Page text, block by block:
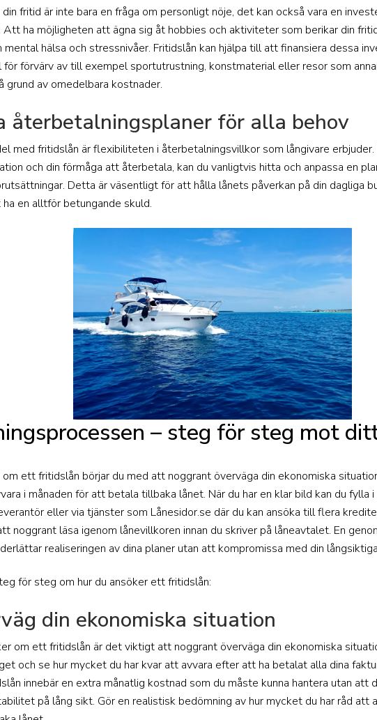
fritid är inte bara en fråga om personligt nöje, det kan också vara en
Att ha möjligheten att ägna sig åt hobbies och aktiviteter som berikar din
mental hälsa och stressnivåer. Fritidslån kan hjälpa till att finansiera dessa
för förvärv av till exempel sportutrustning, konstmaterial eller resor som
grund av omedelbara kostnader.
återbetalningsplaner för alla behov
med fritidslån är flexibiliteten i återbetalningsvillkor som långivare erbjuder.
och din förmåga att återbetala, kan du vanligtvis hitta och anpassa en
Detta är väsentligt för att hålla lånets påverkan på din dagliga
en alltför betungande skuld.
– steg för steg mot
ett fritidslån börjar du med att noggrant överväga din ekonomiska
i månaden för att betala tillbaka lånet. När du har en klar bild kan du fylla
eller via tjänster som Lånesidor.se där du kan ansöka till flera
noggrant läsa igenom lånevillkoren innan du skriver på låneavtalet. En
realiseringen av dina planer utan att kompromissa med din
för steg om hur du ansöker ett fritidslån:
din ekonomiska situation
om ett fritidslån är det viktigt att noggrant överväga din ekonomiska
och se hur mycket du har kvar att avvara efter att ha betalat alla dina
innebär en extra månatlig kostnad som du måste kunna hantera utan att
på lång sikt. Gör en realistisk bedömning av hur mycket du har råd att